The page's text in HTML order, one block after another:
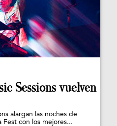
Sessions vuelven
alargan las noches de
Fest con los mejores...